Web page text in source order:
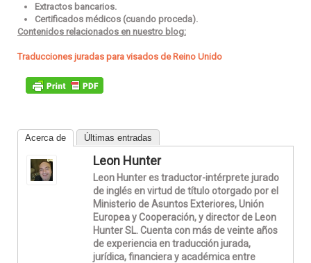
Extractos bancarios.
Certificados médicos (cuando proceda).
Contenidos relacionados en nuestro blog:
Traducciones juradas para visados de Reino Unido
Acerca de Últimas entradas
Leon Hunter
Leon Hunter es traductor-intérprete jurado
de inglés en virtud de título otorgado por el
Ministerio de Asuntos Exteriores, Unión
Europea y Cooperación, y director de Leon
Hunter SL. Cuenta con más de veinte años
de experiencia en traducción jurada,
jurídica, financiera y académica entre